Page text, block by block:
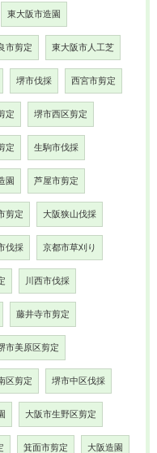
東大阪市造園
市剪定 東大阪市人工芝
堺市伐採 西宮市剪定
定 堺市西区剪定
定 生駒市伐採
園 芦屋市剪定
剪定 大阪狭山伐採
伐採 京都市草刈り
川西市伐採
藤井寺市剪定
市美原区剪定
区剪定 堺市中区伐採
大阪市生野区剪定
箕面市剪定 大阪造園